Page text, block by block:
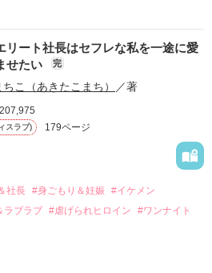
を抱いていた美桜。
かけに二人の関係は壊れてしまう。
美桜は両親の離婚によって
とも離れ離れになった。
たくないと思っていた哲平に
。
てしまった。
知った哲平は
リート社長はセフレな私を一途に愛
せたい
完
こ（あきたこまち） ／著
スラブ) 179ページ
社長 #身ごもり＆妊娠 #イケメン
ラブラブ #虐げられヒロイン
#ワンナイト